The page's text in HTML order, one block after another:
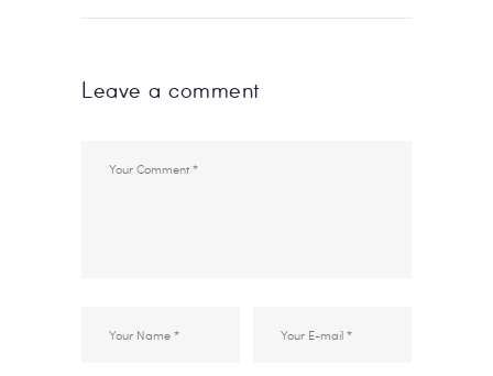
Leave a comment